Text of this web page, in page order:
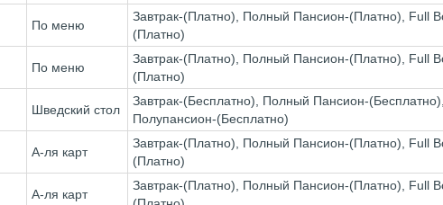
По меню
Завтрак-(Платно), Полный Пансион-(Платно), Full
(Платно)
По меню
Завтрак-(Платно), Полный Пансион-(Платно), Full
(Платно)
Шведский стол
Завтрак-(Бесплатно), Полный Пансион-
Полупансион-(Бесплатно)
А-ля карт
Завтрак-(Платно), Полный Пансион-(Платно), Full
(Платно)
А-ля карт
Завтрак-(Платно), Полный Пансион-(Платно), Full